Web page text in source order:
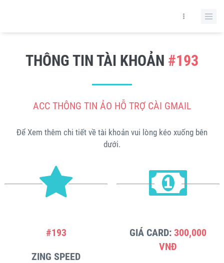
THÔNG TIN TÀI KHOẢN #193
ACC THÔNG TIN ẢO HỖ TRỢ CÀI GMAIL
Để Xem thêm chi tiết về tài khoản vui lòng kéo xuống bên
dưới.
#193
ZING SPEED
GIÁ CARD: 300,000
VNĐ